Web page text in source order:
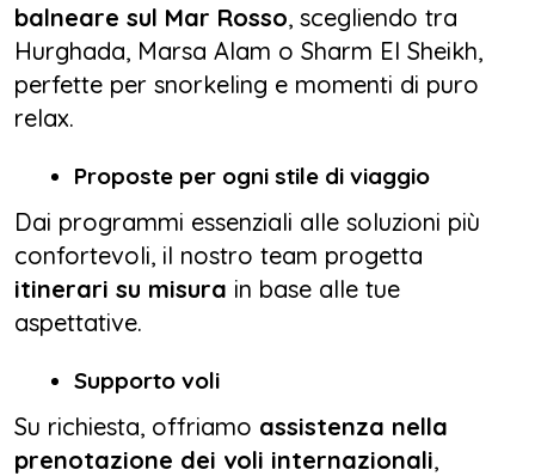
balneare sul Mar Rosso, scegliendo tra
Hurghada, Marsa Alam o Sharm El Sheikh,
perfette per snorkeling e momenti di puro
relax.
Proposte per ogni stile di viaggio
Dai programmi essenziali alle soluzioni più
confortevoli, il nostro team progetta
itinerari su misura in base alle tue
aspettative.
Supporto voli
Su richiesta, offriamo assistenza nella
prenotazione dei voli internazionali,